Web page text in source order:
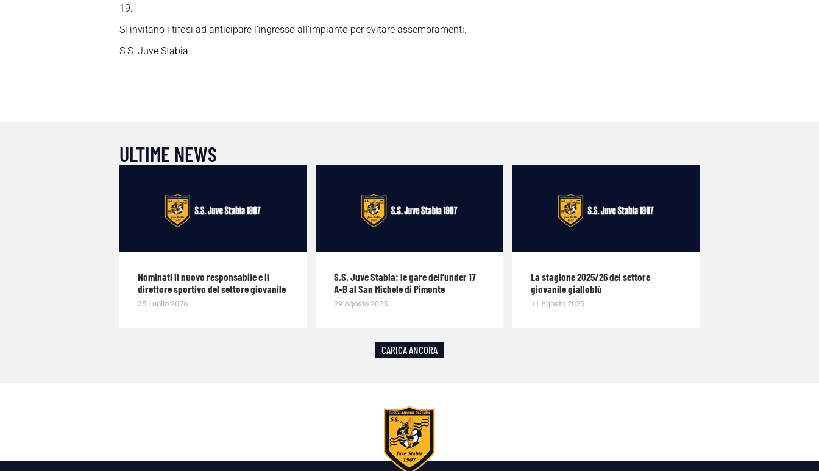
19.
Si invitano i tifosi ad anticipare l’ingresso all’impianto per evitare assembramenti.
S.S. Juve Stabia
ULTIME NEWS
Nominati il nuovo responsabile e il
direttore sportivo del settore giovanile
25 Luglio 2026
S.S. Juve Stabia: le gare dell’under 17
A-B al San Michele di Pimonte
29 Agosto 2025
La stagione 2025/26 del settore
giovanile gialloblù
11 Agosto 2025
CARICA ANCORA